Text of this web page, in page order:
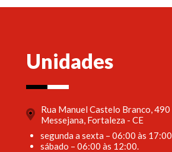
Unidades
Rua Manuel Castelo Branco, 490
Messejana, Fortaleza - CE
segunda a sexta – 06:00 às 17:00
sábado – 06:00 às 12:00.